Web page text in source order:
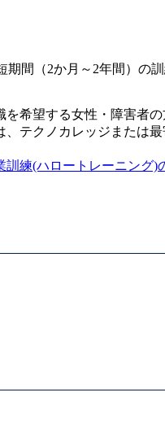
間（2か月～2年間）の訓
希望する女性・障害者
テクノカレッジまたは
練(ハロートレーニング)